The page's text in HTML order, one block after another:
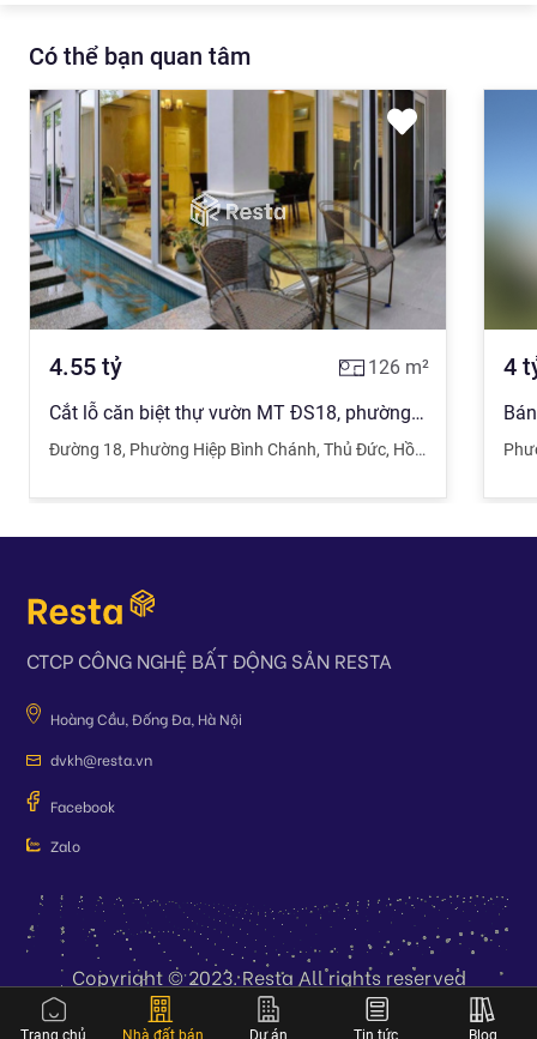
Trang chủ Nhà đất bán Dự án Tin tức Blog
Có thể bạn quan tâm
4.55 tỷ 126m²
Cắt lỗ căn biệt thự vườn MT ĐS18, phường Hiệp Bình Chánh, TP. Thủ Đức, 126m2 (7x18m), Giá 4tỷ550.
Đường 18, Phường Hiệp Bình Chánh, Thủ Đức, Hồ Chí Minh
4
CTCP CÔNG NGHỆ BẤT ĐỘNG SẢN RESTA
Hoàng Cầu, Đống Đa, Hà Nội
dvkh@resta.vn
Facebook
Zalo
Copyright © 2023. Resta All rights reserved